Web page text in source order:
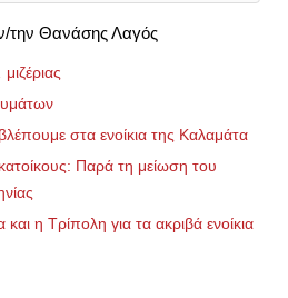
την Θανάσης Λαγός
στα ενοίκια της Καλαμάτα
Παρά τη μείωση του
η Τρίπολη για τα ακριβά ενοίκια